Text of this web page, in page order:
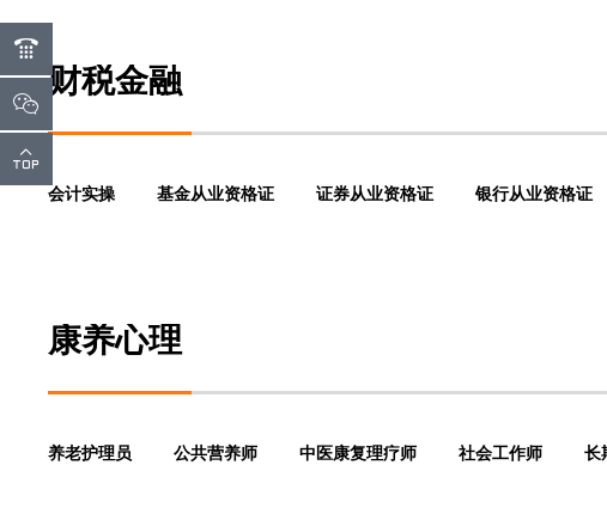
财税金融
会计实操 基金从业资格证 证券从业资格证 银行从业资格证
康养心理
养老护理员 公共营养师 中医康复理疗师 社会工作师 长